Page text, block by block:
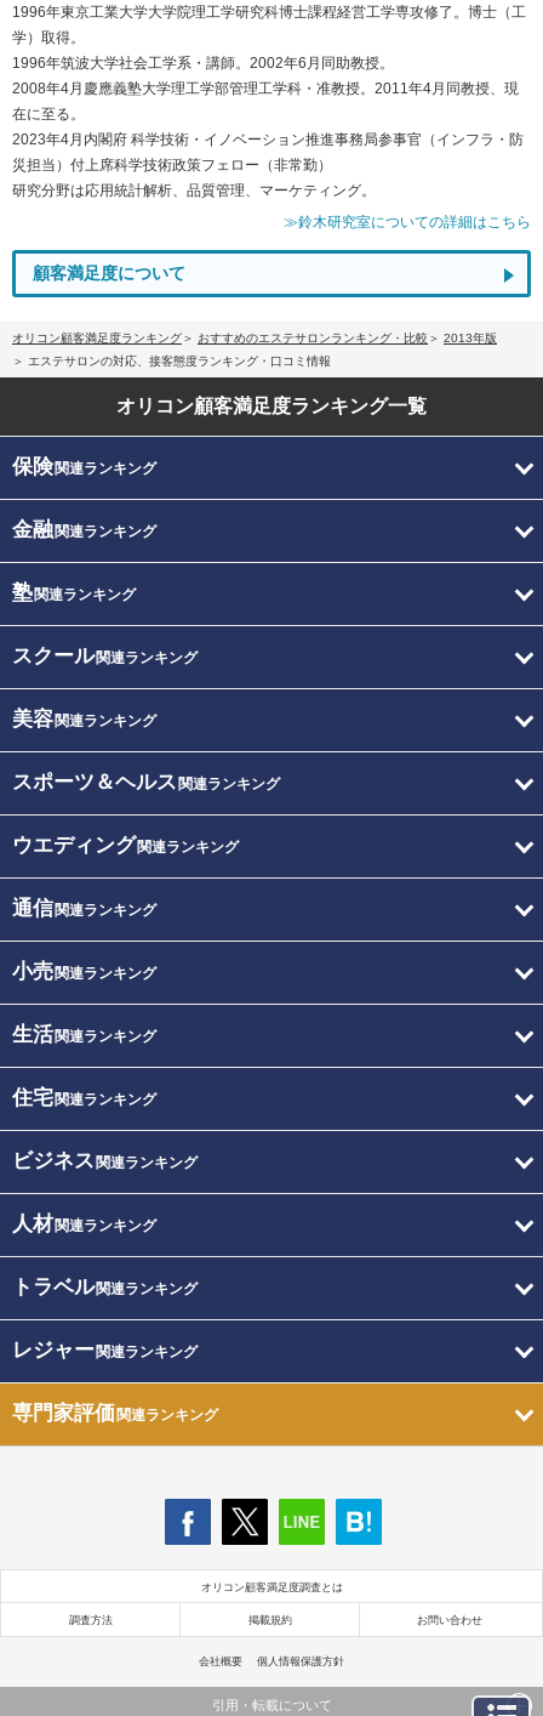
1996年東京工業大学大学院理工学研究科博士課程経営工学専攻修了。博士（工
学）取得。
1996年筑波大学社会工学系・講師。2002年6月同助教授。
2008年4月慶應義塾大学理工学部管理工学科・准教授。2011年4月同教授、現
在に至る。
2023年4月内閣府 科学技術・イノベーション推進事務局参事官（インフラ・防
災担当）付上席科学技術政策フェロー（非常勤）
研究分野は応用統計解析、品質管理、マーケティング。
≫鈴木研究室についての詳細はこちら
顧客満足度について
オリコン顧客満足度ランキング おすすめのエステサロンランキング・比較
2013年版
エステサロンの対応、接客態度ランキング・口コミ情報
オリコン顧客満足度ランキング一覧
保険関連ランキング
金融関連ランキング
塾関連ランキング
スクール関連ランキング
美容関連ランキング
スポーツ＆ヘルス 関連ランキング
ウエディング関連ランキング
通信関連ランキング
小売関連ランキング
生活関連ランキング
住宅関連ランキング
ビジネス 関連ランキング
人材関連ランキング
トラベル関連ランキング
レジャー関連ランキング
専門家評価関連ランキング
オリコン顧客満足度調査とは
調査方法 掲載規約 お問い合わせ
会社概要 個人情報保護方針
引用・転載について